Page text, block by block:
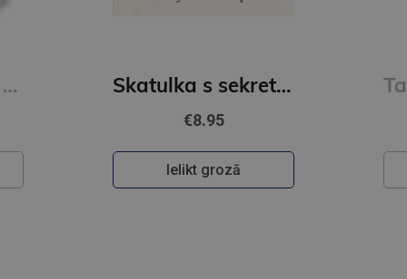
Skatulka s sekretom Taini volsebnovo mira snov 1
€11.95
Ielikt grozā